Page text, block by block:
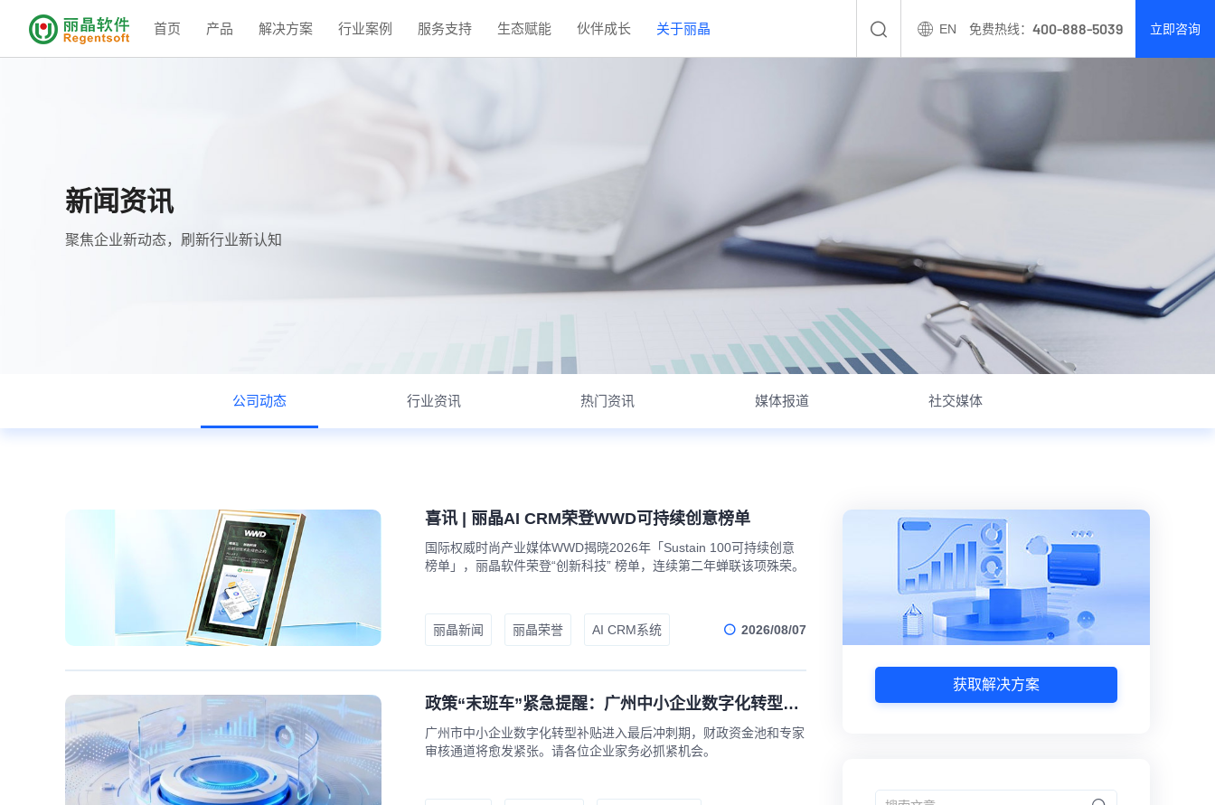
立即咨询
免费热线： 400-888-5039
EN
首页 产品 解决方案 行业案例 服务支持 生态赋能 伙伴成长 关于丽晶
新闻资讯
聚焦企业新动态，刷新行业新认知
公司动态 行业资讯 热门资讯 媒体报道 社交媒体
喜讯 | 丽晶AI CRM荣登WWD可持续创意榜单
国际权威时尚产业媒体WWD揭晓2026年「Sustain 100可持续创意
榜单」，丽晶软件荣登“创新科技” 榜单，连续第二年蝉联该项殊荣。
丽晶新闻 丽晶荣誉 AI CRM系统 2026/08/07
政策“末班车”紧急提醒：广州中小企业数字化转型补贴最后申领期，务必抓紧！
广州市中小企业数字化转型补贴进入最后冲刺期，财政资金池和专家
审核通道将愈发紧张。请各位企业家务必抓紧机会。
获取解决方案